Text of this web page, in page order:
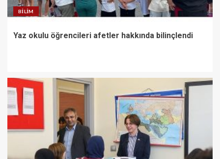
BILIM
Yaz okulu öğrencileri afetler hakkında bilinçlendi